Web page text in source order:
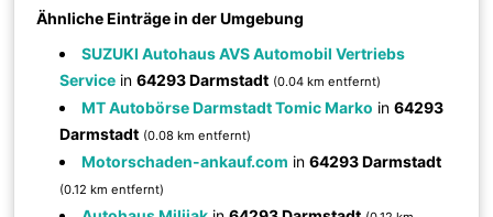
Ähnliche Einträge in der Umgebung
SUZUKI Autohaus AVS Automobil Vertriebs
Service in64293 Darmstadt (0.04 km entfernt)
MT Autobörse Darmstadt Tomic Marko in64293
Darmstadt (0.08 km entfernt)
Motorschaden-ankauf.com in64293 Darmstadt
(0.12 km entfernt)